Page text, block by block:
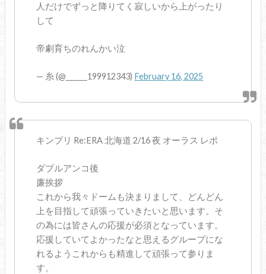
人だけでずっと降りてく寂しいから上がったり
して
帝劇育ちのれんかい泣
— 糸 (@______199912343) February 16, 2025
キンプリ Re:ERA 北海道 2/16 夜 オーラス レポ
ダブルアンコ後
廉挨拶
これから我々ドームも決まりまして、どんどん
上を目指して頑張っていきたいと思います。そ
の為には皆さんの応援が必須となっています。
応援していてよかったなと思えるグループにな
れるようこれからも精進して頑張って参りま
す。